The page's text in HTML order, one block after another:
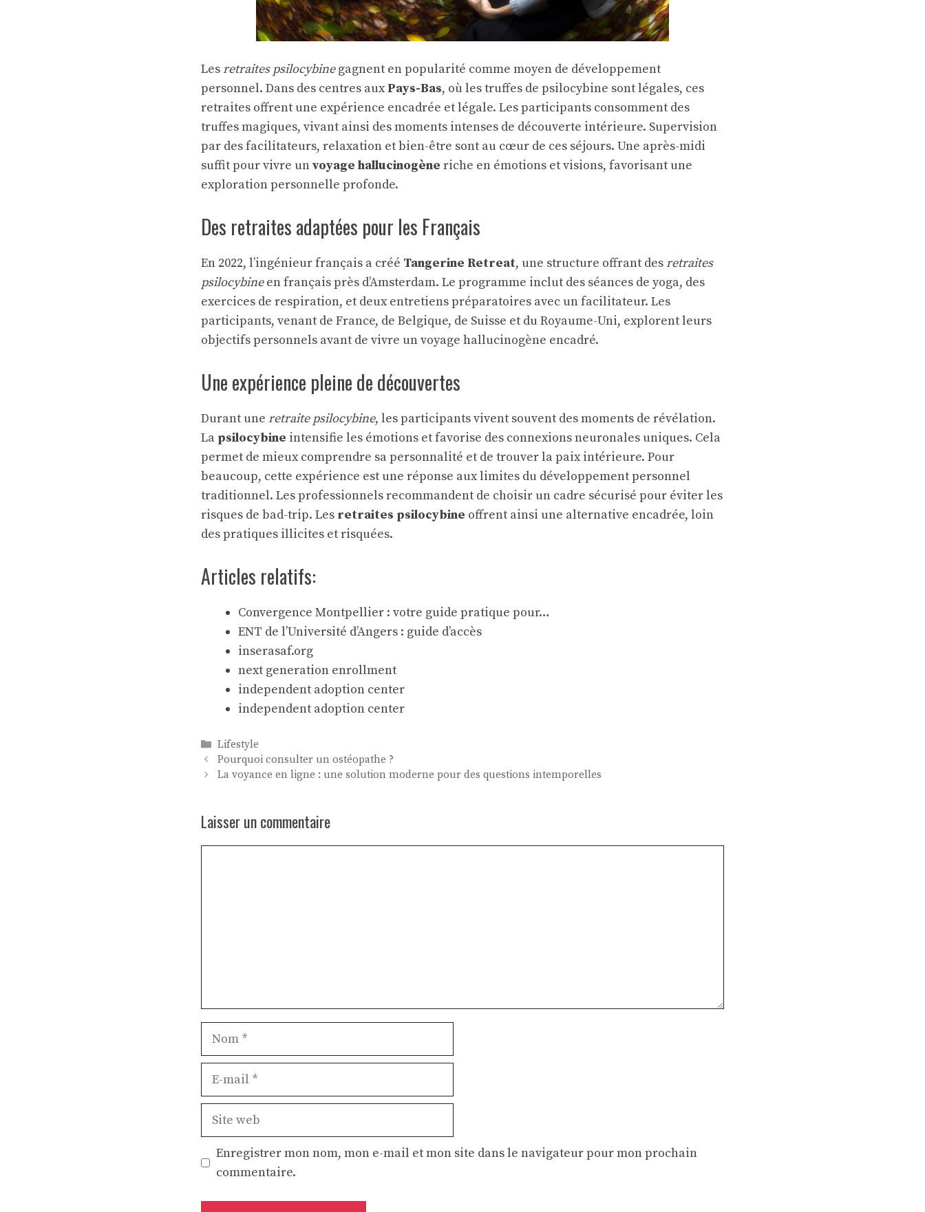
Les retraites psilocybinegagnent en popularité comme moyen de développement
personnel. Dans des centres auxPays-Bas, où les truffes de psilocybine sont légales, ces
retraites offrent une expérience encadrée et légale. Les participants consomment des
truffes magiques, vivant ainsi des moments intenses de découverte intérieure. Supervision
par des facilitateurs, relaxation et bien-être sont au cœur de ces séjours. Une après-midi
suffit pour vivre unvoyage hallucinogène riche en émotions et visions, favorisant une
exploration personnelle profonde.
Des retraites adaptées pour les Français
En 2022, l’ingénieur français a créé Tangerine Retreat, une structure offrant des retraites
psilocybineen français près d’Amsterdam. Le programme inclut des séances de yoga, des
exercices de respiration, et deux entretiens préparatoires avec un facilitateur. Les
participants, venant de France, de Belgique, de Suisse et du Royaume-Uni, explorent leurs
objectifs personnels avant de vivre un voyage hallucinogène encadré.
Une expérience pleine de découvertes
Durant une retraite psilocybine, les participants vivent souvent des moments de révélation.
La psilocybine intensifie les émotions et favorise des connexions neuronales uniques. Cela
permet de mieux comprendre sa personnalité et de trouver la paix intérieure. Pour
beaucoup, cette expérience est une réponse aux limites du développement personnel
traditionnel. Les professionnels recommandent de choisir un cadre sécurisé pour éviter les
risques de bad-trip. Les retraites psilocybine offrent ainsi une alternative encadrée, loin
des pratiques illicites et risquées.
Articles relatifs:
Convergence Montpellier : votre guide pratique pour…
ENT de l’Université d’Angers : guide d’accès
inserasaf.org
next generation enrollment
independent adoption center
independent adoption center
Catégories
Lifestyle
Pourquoi consulter un ostéopathe ?
La voyance en ligne : une solution moderne pour des questions intemporelles
Laisser un commentaire
Nom
Site
Enregistrer mon nom, mon e-mail et mon site dans le navigateur pour mon prochain
commentaire.